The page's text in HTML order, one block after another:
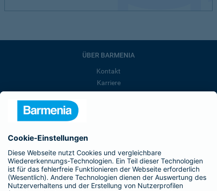
ÜBER BARMENIA
Kontakt
Karriere
Barmenia ist Teil der BarmeniaGothaer
BELIEBTE SEITEN
Kranken-Zusatzversicherung
Tierversicherungen